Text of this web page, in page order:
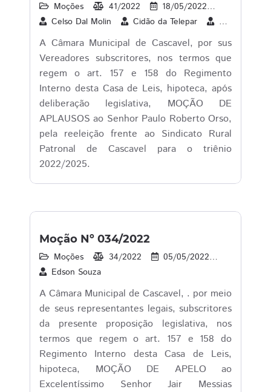
Moções 41/2022 18/05/2022
Celso Dal Molin
Cidão da Telepar Cleverson
A Câmara Municipal de Cascavel, por sus
Vereadores subscritores, nos termos que
regem o art. 157 e 158 do Regimento
Interno desta Casa de Leis, hipoteca, após
deliberação legislativa, MOÇÃO DE
APLAUSOS ao Senhor Paulo Roberto Orso,
pela reeleição frente ao Sindicato Rural
Patronal de Cascavel para o triênio
2022/2025.
Moção Nº 034/2022
Moções 34/2022 05/05/2022
Edson Souza
A Câmara Municipal de Cascavel, . por meio
de seus representantes legais, subscritores
da presente proposição legislativa, nos
termos que regem o art. 157 e 158 do
Regimento Interno desta Casa de Leis,
hipoteca, MOÇÃO DE APELO ao
Excelentíssimo Senhor Jair Messias